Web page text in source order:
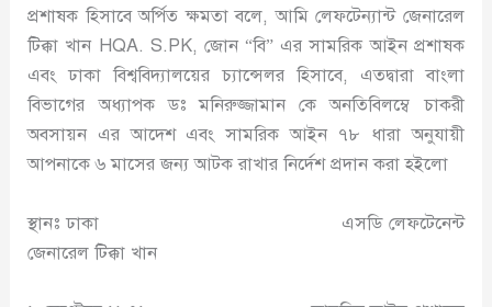
প্রশাষক হিসাবে অর্পিত ক্ষমতা বলে, আমি লেফটেন্যান্ট জেনারেল
টিক্কা খান HQA. S.PK, জোন “বি” এর সামরিক আইন প্রশাষক
এবং ঢাকা বিশ্ববিদ্যালয়ের চ্যান্সেলর হিসাবে, এতদ্বারা বাংলা
বিভাগের অধ্যাপক ডঃ মনিরুজ্জামান কে অনতিবিলম্বে চাকরী
অবসায়ন এর আদেশ এবং সামরিক আইন ৭৮ ধারা অনুযায়ী
আপনাকে ৬ মাসের জন্য আটক রাখার নির্দেশ প্রদান করা হইলো
স্থানঃ ঢাকা এসডি লেফটেনেন্ট
জেনারেল টিক্কা খান